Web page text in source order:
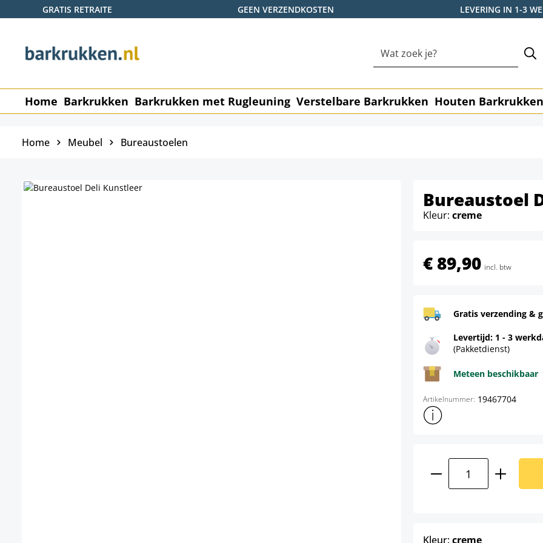
de hoofdinhoud
Ga naar de zoekopdracht
Ga naar de hoofdnavigatie
GRATIS RETRAITE GEEN VERZENDKOSTEN LEVERING IN 1-3
Home Barkrukken Barkrukken met Rugleuning Verstelbare Barkrukken Houten Barkrukken
Home Meubel Bureaustoelen
Bureaustoel
Kleur: creme
€ 89,90 incl. btw
Gratis verzending &
Levertijd: 1 - 3
(Pakketdienst)
Meteen beschikbaar
Artikelnummer: 19467704
Toon meer productinformatie
Kleur:cremeselect